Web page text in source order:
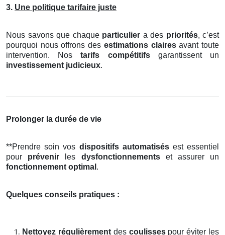
3. Une politique tarifaire juste
Nous savons que chaque particulier a des priorités, c’est
pourquoi nous offrons des estimations clairesavant toute
intervention. Nostarifs compétitifsgarantissent un
investissement judicieux.
Prolonger la durée de vie
**Prendre soin vos dispositifs automatisésest essentiel
pour prévenir les dysfonctionnementset assurer un
fonctionnement optimal .
Quelques conseils pratiques :
Nettoyez régulièrementdes coulissespour éviter les